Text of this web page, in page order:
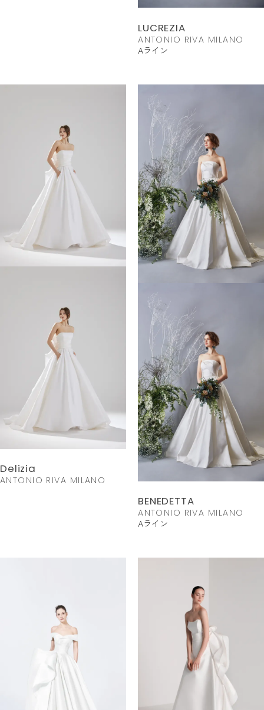
LUCREZIA
ANTONIO RIVA MILANO
Aライン
Delizia
ANTONIO RIVA MILANO
BENEDETTA
ANTONIO RIVA MILANO
Aライン